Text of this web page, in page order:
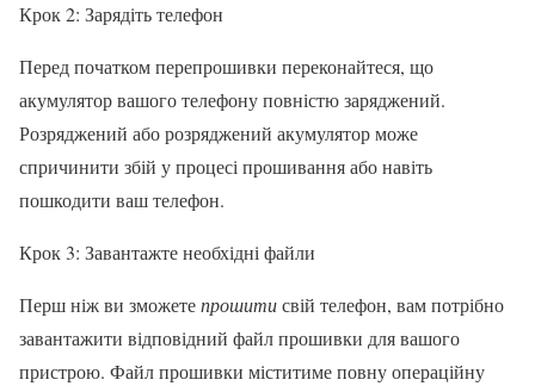
Крок 2: Зарядіть телефон
Перед початком перепрошивки переконайтеся, що
акумулятор вашого телефону повністю заряджений.
Розряджений або розряджений акумулятор може
спричинити збій у процесі прошивання або навіть
пошкодити ваш телефон.
Крок 3: Завантажте необхідні файли
Перш ніж ви зможетепрошитисвій телефон, вам потрібно
завантажити відповідний файл прошивки для вашого
пристрою. Файл прошивки міститиме повну операційну